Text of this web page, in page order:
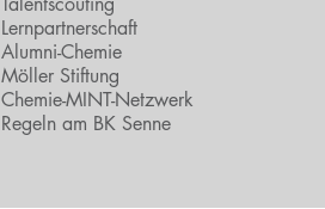
Lernpartnerschaft
Alumni-Chemie
Möller Stiftung
Chemie-MINT-Netzwerk
Regeln am BK Senne